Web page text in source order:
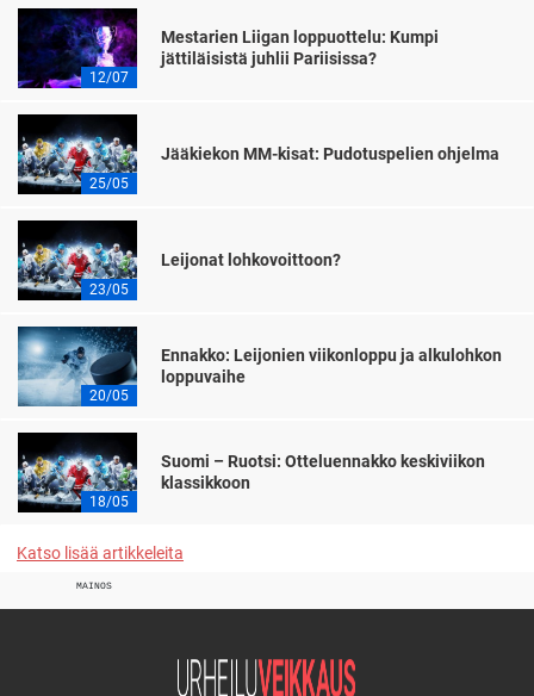
12/07
Mestarien Liigan loppuottelu: Kumpi
jättiläisistä juhlii Pariisissa?
25/05
Jääkiekon MM-kisat: Pudotuspelien ohjelma
23/05
Leijonat lohkovoittoon?
20/05
Ennakko: Leijonien viikonloppu ja alkulohkon
loppuvaihe
18/05
Suomi – Ruotsi: Otteluennakko keskiviikon
klassikkoon
Katso lisää artikkeleita
MAINOS